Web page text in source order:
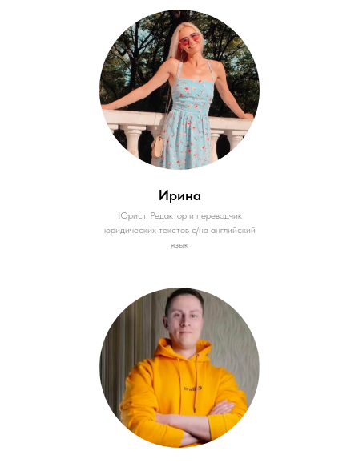
Ирина
Юрист. Редактор и переводчик
юридических текстов с/на английский
язык